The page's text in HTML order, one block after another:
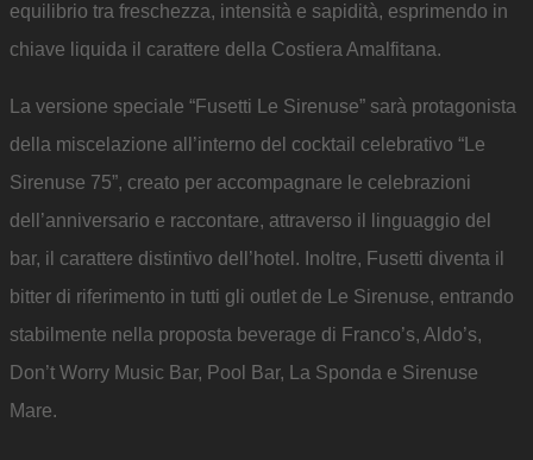
equilibrio tra freschezza, intensità e sapidità, esprimendo in
chiave liquida il carattere della Costiera Amalfitana.
La versione speciale “Fusetti Le Sirenuse” sarà protagonista
della miscelazione all’interno del cocktail celebrativo “Le
Sirenuse 75”, creato per accompagnare le celebrazioni
dell’anniversario e raccontare, attraverso il linguaggio del
bar, il carattere distintivo dell’hotel. Inoltre, Fusetti diventa il
bitter di riferimento in tutti gli outlet de Le Sirenuse, entrando
stabilmente nella proposta beverage di Franco’s, Aldo’s,
Don’t Worry Music Bar, Pool Bar, La Sponda e Sirenuse
Mare.